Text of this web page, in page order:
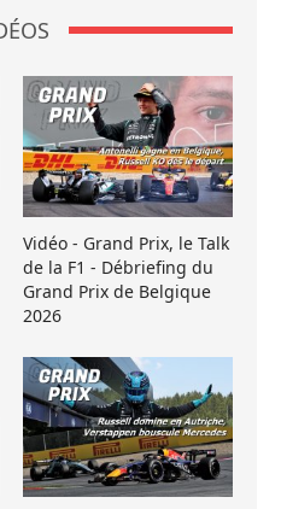
Vidéo - Grand Prix, le Talk
de la F1 - Débriefing du
Grand Prix de Belgique
2026